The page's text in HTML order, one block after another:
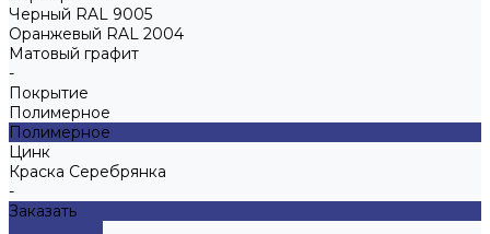
Черный RAL 9005
Оранжевый RAL 2004
Матовый графит
-
Покрытие
Полимерное
Полимерное
Цинк
Краска Серебрянка
-
Заказать